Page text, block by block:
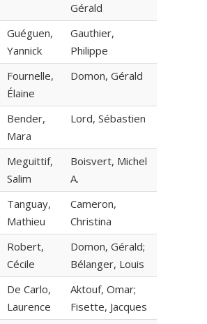
Gérald
Guéguen,
Yannick
Gauthier,
Philippe
Fournelle,
Élaine
Domon, Gérald
Bender,
Mara
Lord, Sébastien
Meguittif,
Salim
Boisvert, Michel
A.
Tanguay,
Mathieu
Cameron,
Christina
Robert,
Cécile
Domon, Gérald;
Bélanger, Louis
De Carlo,
Laurence
Aktouf, Omar;
Fisette, Jacques